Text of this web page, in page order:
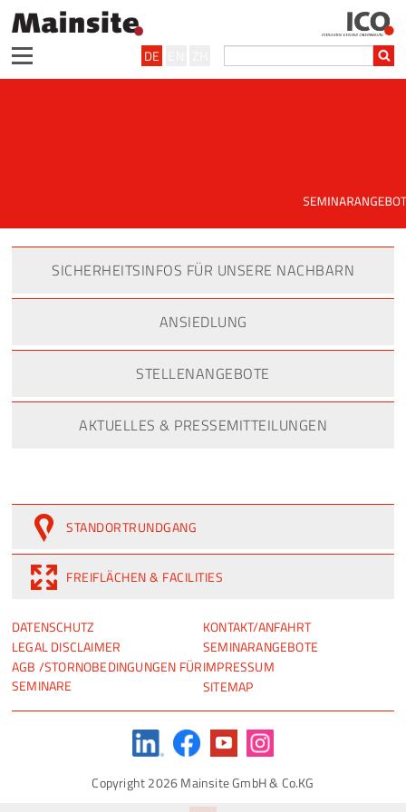
DE
SICHERHEITSINFOS FÜR UNSERE NACHBARN
ANSIEDLUNG
STELLENANGEBOTE
AKTUELLES & PRESSEMITTEILUNGEN
NAVIGATION
ÜBERSPRINGEN
DATENSCHUTZ
LEGAL DISCLAIMER
AGB /STORNOBEDINGUNGEN FÜR
SEMINARE
STANDORTRUNDGANG
FREIFLÄCHEN & FACILITIES
NAVIGATION
ÜBERSPRINGEN
KONTAKT/ANFAHRT
SEMINARANGEBOTE
IMPRESSUM
SITEMAP
Copyright 2026 Mainsite GmbH & Co.KG